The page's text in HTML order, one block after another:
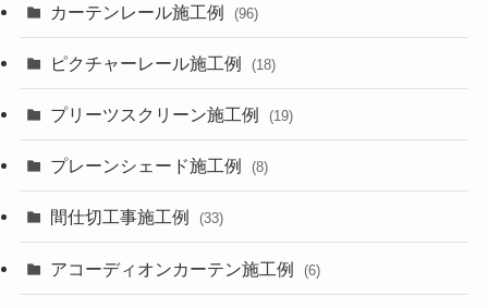
カーテンレール施工例 (96)
ピクチャーレール施工例 (18)
プリーツスクリーン施工例 (19)
プレーンシェード施工例 (8)
間仕切工事施工例 (33)
アコーディオンカーテン施工例 (6)